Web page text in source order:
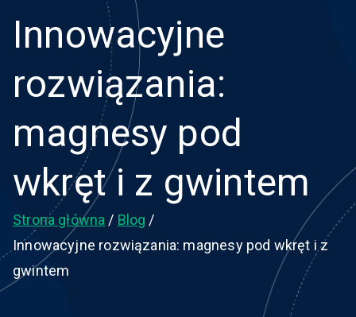
Innowacyjne
rozwiązania:
magnesy pod
wkręt i z gwintem
Strona główna
Blog
Innowacyjne rozwiązania: magnesy pod wkręt i z
gwintem